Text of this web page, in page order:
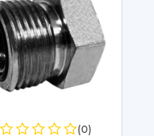
(0)